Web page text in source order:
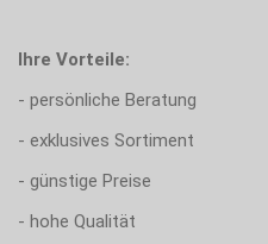
Ihre Vorteile:
- persönliche Beratung
- exklusives Sortiment
- günstige Preise
- hohe Qualität